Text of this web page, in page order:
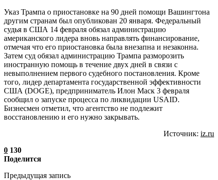
Указ Трампа о приостановке на 90 дней помощи Вашингтона
другим странам был опубликован 20 января. Федеральный
судья в США 14 февраля обязал администрацию
американского лидера вновь направлять финансирование,
отмечая что его приостановка была внезапна и незаконна.
Затем суд обязал администрацию Трампа разморозить
иностранную помощь в течение двух дней в связи с
невыполнением первого судебного постановления. Кроме
того, лидер департамента государственной эффективности
США (DOGE), предприниматель Илон Маск 3 февраля
сообщил о запуске процесса по ликвидации USAID.
Бизнесмен отметил, что агентство не подлежит
восстановлению и его нужно закрывать.
Источник: iz.ru
0 130
Поделится
Предыдущая запись